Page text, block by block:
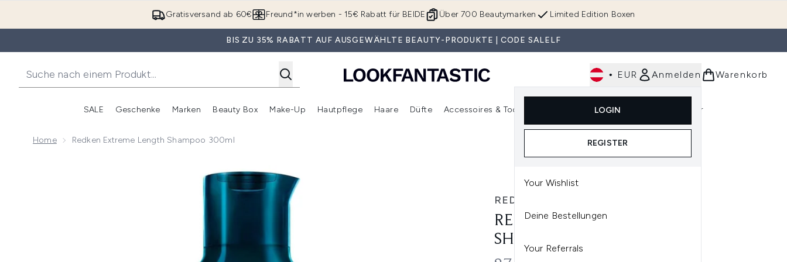
Zum Hauptinhalt springen
Gratisversand ab 60€ Limited Edition Boxen
Über 700 Beautymarken
Freund*in werben - 15€ Rabatt für BEIDE
BIS ZU 35% RABATT AUF AUSGEWÄHLTE BEAUTY-PRODUKTE | CODE SALELF
• EUR Anmelden
LOGIN
REGISTER
Your Wishlist
Deine Bestellungen
Your Referrals
Warenkorb
SALE
Untermenü Anmelden (SALE)
Geschenke
Untermenü Anmelden (Geschenke)
Marken
Untermenü Anmelden (Marken)
Beauty Box
Untermenü Anmelden (Beauty Box)
Make-Up
Untermenü Anmelden (Make-Up)
Hautpflege
Untermenü Anmelden (Hautpflege)
Haare
Untermenü Anmelden (Haare)
Düfte Accessoires & Tools
Untermenü Anmelden (Accessoires & Tools)
Im Trend & Neu Männer
Home Redken Extreme Length Shampoo 300ml
Now showing image 1 Redken Extreme Length Shampoo 300ml
REDKEN
REDKEN EXTREME LENGTH
SHAMPOO 300ML